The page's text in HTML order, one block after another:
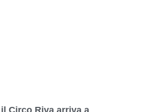
Circo Riva arriva a